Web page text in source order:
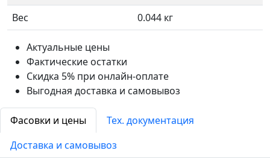
Вес
0.044 кг
Актуальные цены
Фактические остатки
Скидка 5% при онлайн-оплате
Выгодная доставка и самовывоз
Фасовки и цены
Тех. документация
Доставка и самовывоз